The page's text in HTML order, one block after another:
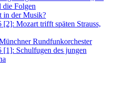
die Folgen
in der Musik?
[2]: Mozart trifft späten Strauss,
Rundfunkorchester
[1]: Schulfugen des jungen